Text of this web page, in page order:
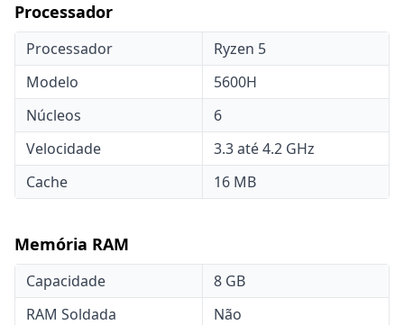
Processador
Processador
Ryzen 5
Modelo
5600H
Núcleos
6
Velocidade
3.3 até 4.2 GHz
Cache
16 MB
Memória RAM
Capacidade
8 GB
RAM Soldada
Não